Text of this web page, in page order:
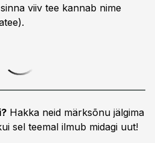
viiv tee kannab nime
Hakka neid märksõnu jälgima
sel teemal ilmub midagi uut!